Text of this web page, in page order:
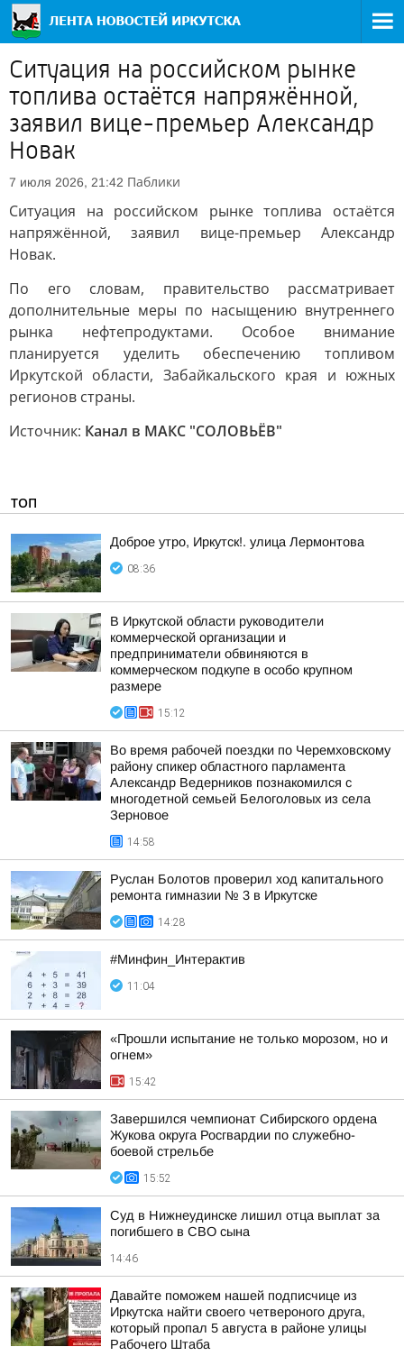
Ситуация на российском рынке
топлива остаётся напряжённой,
заявил вице-премьер Александр
Новак
7 июля 2026, 21:42 Паблики
Ситуация на российском рынке топлива остаётся
напряжённой, заявил вице-премьер Александр
Новак.
По его словам, правительство рассматривает
дополнительные меры по насыщению внутреннего
рынка нефтепродуктами. Особое внимание
планируется уделить обеспечению топливом
Иркутской области, Забайкальского края и южных
регионов страны.
Источник: Канал в МАКС "СОЛОВЬЁВ"
ТОП
Доброе утро, Иркутск!. улица Лермонтова
08:36
В Иркутской области руководители
коммерческой организации и
предприниматели обвиняются в
коммерческом подкупе в особо крупном
размере
15:12
Во время рабочей поездки по Черемховскому
району спикер областного парламента
Александр Ведерников познакомился с
многодетной семьей Белоголовых из села
Зерновое
14:58
Руслан Болотов проверил ход капитального
ремонта гимназии № 3 в Иркутске
14:28
#Минфин_Интерактив
11:04
«Прошли испытание не только морозом, но и
огнем»
15:42
Завершился чемпионат Сибирского ордена
Жукова округа Росгвардии по служебно-
боевой стрельбе
15:52
Суд в Нижнеудинске лишил отца выплат за
погибшего в СВО сына
14:46
Давайте поможем нашей подписчице из
Иркутска найти своего четвероного друга,
который пропал 5 августа в районе улицы
Рабочего Штаба